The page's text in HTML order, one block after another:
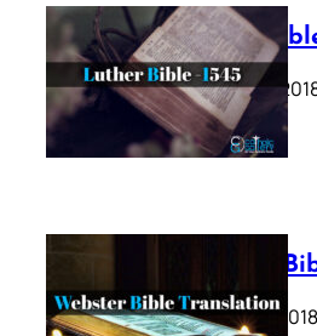
Luther
October 17,
Webster
October 11, 2018